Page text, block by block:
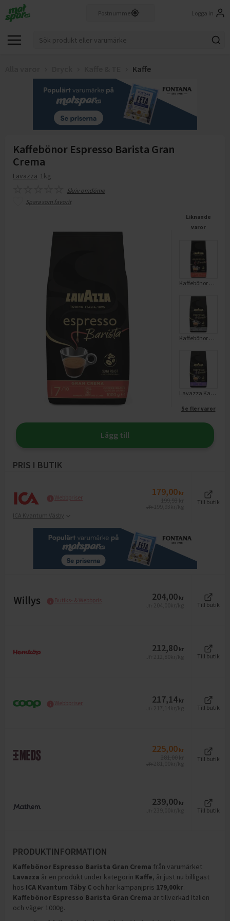
Logga in
Kaffe
Kaffebönor Espresso Barista Gran
Crema
Lavazza 1kg
Skriv omdöme
Spara som favorit
Liknande
varor
Kaffebönor Espresso Barista Gran Crema
Kaffebönor Gran Aroma Espresso Lavassa
Lavazza Kaffebönor Espresso Barista Intenso
Se fler varor
Lägg till
PRIS I BUTIK
Webbpriser 179,00 kr
Till butik
ICA Kvantum Väsby
Butiks- & Webbpris 204,00 kr
Till butik
212,80 kr
Till butik
Webbpriser 217,14 kr
Till butik
225,00 kr
Till butik
239,00 kr
Till butik
PRODUKTINFORMATION
Kaffebönor Espresso Barista Gran Crema från varumärket
Lavazza är en produkt under kategorin Kaffe, är just nu billigast
hos ICA Kvantum Täby C och har kampanjpris 179,00kr.
Kaffebönor Espresso Barista Gran Crema är tillverkad Italien
och väger 1000g.